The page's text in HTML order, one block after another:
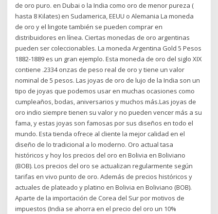
de oro puro. en Dubai o la India como oro de menor pureza (
hasta 8 Kilates) en Sudamerica, EEUU o Alemania La moneda
de oro y el lingote también se pueden comprar en
distribuidores en línea. Ciertas monedas de oro argentinas
pueden ser coleccionables. La moneda Argentina Gold 5 Pesos
1882-1889 es un gran ejemplo. Esta moneda de oro del siglo XIX
contiene .2334 onzas de peso real de oro y tiene un valor
nominal de 5 pesos. Las joyas de oro de lujo de la India son un
tipo de joyas que podemos usar en muchas ocasiones como
cumpleaños, bodas, aniversarios y muchos más.Las joyas de
oro indio siempre tienen su valor y no pueden vencer más a su
fama, y estas joyas son famosas por sus diseños en todo el
mundo. Esta tienda ofrece al cliente la mejor calidad en el
diseño de lo tradicional a lo moderno. Oro actual tasa
históricos y hoy los precios del oro en Bolivia en Boliviano
(BOB). Los precios del oro se actualizan regularmente según
tarifas en vivo punto de oro. Además de precios históricos y
actuales de plateado y platino en Bolivia en Boliviano (BOB).
Aparte de la importación de Corea del Sur por motivos de
impuestos (India se ahorra en el precio del oro un 10%